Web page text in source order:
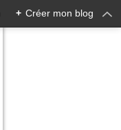
+ Créer mon blog